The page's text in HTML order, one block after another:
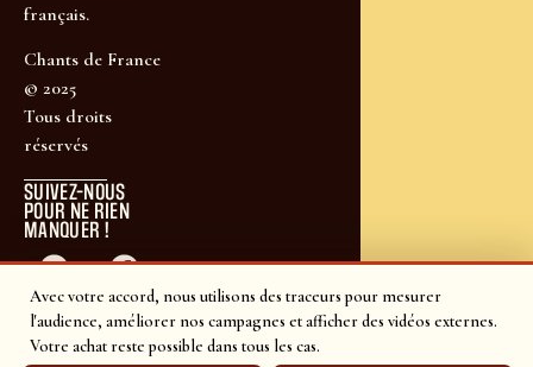
Avec votre accord, nous utilisons des traceurs pour mesurer
l'audience, améliorer nos campagnes et afficher des vidéos externes.
Votre achat reste possible dans tous les cas.
français.
Chants de France
© 2025
Tous droits
réservés
SUIVEZ-NOUS
POUR NE RIEN
MANQUER !